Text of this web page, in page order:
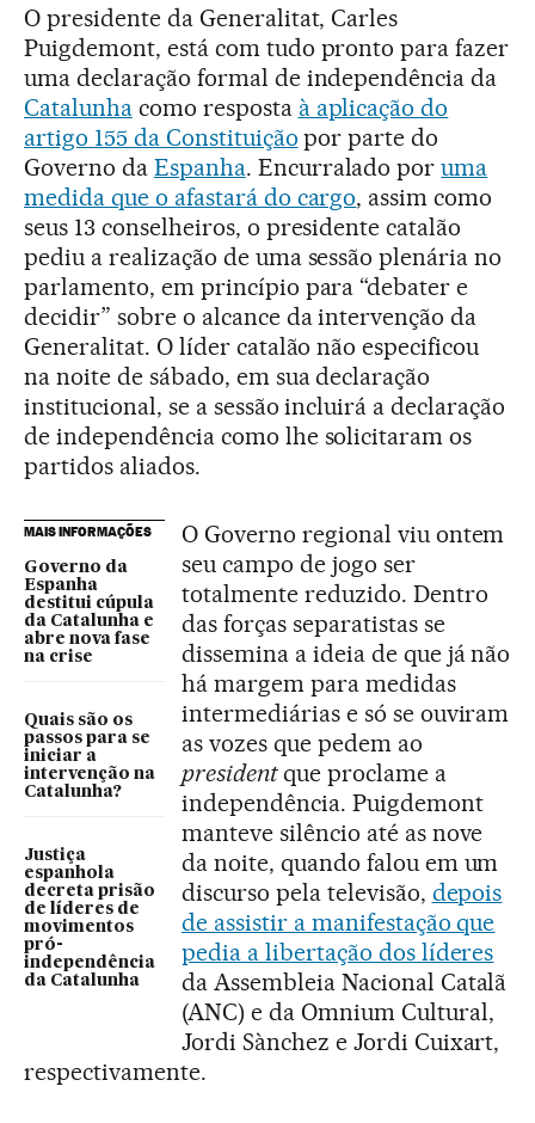
O presidente da Generalitat, Carles
Puigdemont, está com tudo pronto para fazer
uma declaração formal de independência da
Catalunhacomo resposta à aplicação do
artigo 155 da Constituição por parte do
Governo da Espanha. Encurralado poruma
medida que o afastará do cargo, assim como
seus 13 conselheiros, o presidente catalão
pediu a realização de uma sessão plenária no
parlamento, em princípio para “debater e
decidir” sobre o alcance da intervenção da
Generalitat. O líder catalão não especificou
na noite de sábado, em sua declaração
institucional, se a sessão incluirá a declaração
de independência como lhe solicitaram os
partidos aliados.
MAIS INFORMAÇÕES
Governo da
Espanha
destitui cúpula
da Catalunha e
abre nova fase
na crise
Quais são os
passos para se
iniciar a
intervenção na
Catalunha?
Justiça
espanhola
decreta prisão
de líderes de
movimentos
pró-
independência
da Catalunha
O Governo regional viu ontem
seu campo de jogo ser
totalmente reduzido. Dentro
das forças separatistas se
dissemina a ideia de que já não
há margem para medidas
intermediárias e só se ouviram
as vozes que pedem ao
presidentque proclame a
independência. Puigdemont
manteve silêncio até as nove
da noite, quando falou em um
discurso pela televisão, depois
de assistir a manifestação que
pedia a libertação dos líderes
da Assembleia Nacional Catalã
(ANC) e da Omnium Cultural,
Jordi Sànchez e Jordi Cuixart,
respectivamente.